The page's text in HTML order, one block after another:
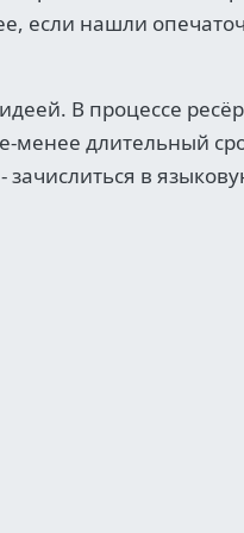
если нашли
В процессе
менее длительный
в